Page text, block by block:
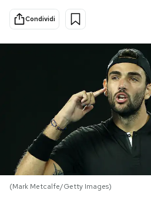
Cultura
Economia
Sport
NEWSLETTER
I MIEI PREFERITI
Condividi
(Mark Metcalfe/Getty Images)